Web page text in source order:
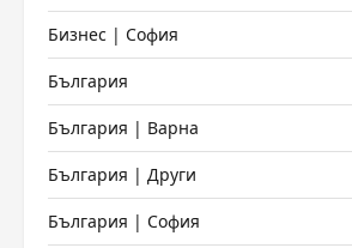
Бизнес | София
България
България | Варна
България | Други
България | София